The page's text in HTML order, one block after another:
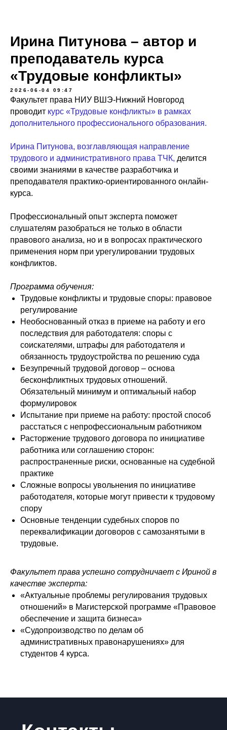
Ирина Питунова – автор и
преподаватель курса
«Трудовые конфликты»
2026-06-04 09:47
Факультет права НИУ ВШЭ-Нижний Новгород
проводит курс «Трудовые конфликты» в рамках
дополнительного профессионального образования.
Ирина Питунова, возглавляющая направление
трудового и административного права ТЧК, делится
своими знаниями в качестве разработчика и
преподавателя практико-ориентированного онлайн-
курса.
Профессиональный опыт эксперта поможет
слушателям разобраться не только в области
правового анализа, но и в вопросах практического
применения норм при урегулировании трудовых
конфликтов.
Программа обучения:
Трудовые конфликты и трудовые споры: правовое
регулирование
Необоснованный отказ в приеме на работу и его
последствия для работодателя: споры с
соискателями, штрафы для работодателя и
обязанность трудоустройства по решению суда
Безупречный трудовой договор – основа
бесконфликтных трудовых отношений.
Обязательный минимум и оптимальный набор
формулировок
Испытание при приеме на работу: простой способ
расстаться с непрофессиональным работником
Расторжение трудового договора по инициативе
работника или соглашению сторон:
распространенные риски, основанные на судебной
практике
Сложные вопросы увольнения по инициативе
работодателя, которые могут привести к трудовому
спору
Основные тенденции судебных споров по
переквалификации договоров с самозанятыми в
трудовые.
Факультет права успешно сотрудничает с Ириной в
качестве эксперта:
«Актуальные проблемы регулирования трудовых
отношений» в Магистерской программе «Правовое
обеспечение и защита бизнеса»
«Судопроизводство по делам об
административных правонарушениях» для
студентов 4 курса.
Контакты
603155, город Нижний Новгород
office@tk-legal.ru копировать
+7 (831) 436-70-31